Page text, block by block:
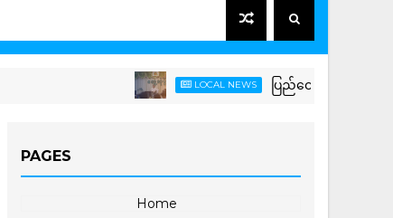
LOCAL NEWS ပြည်ထောင်စုသမ္မတမြန်မာနိုင်ငံတ
PAGES
Home